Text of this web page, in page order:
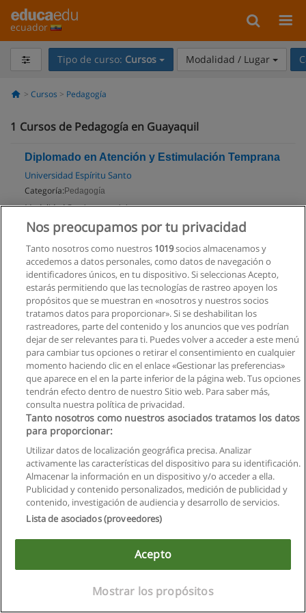
ecuador
Tipo de curso: Cursos Modalidad / Lugar
Cursos Pedagogía
1 Cursos de Pedagogía en Guayaquil
Diplomado en Atención y Estimulación Temprana
Universidad Espíritu Santo
Categoría: Pedagogía
Modalidad:Semi-presencial
Impartido en:
Samborondón
Solicita información
Reglas de uso
Privacidad de datos
Contactar con Educaedu
Copyright © Educaedu Business S.L. - CIF : B-95610580: -
www.educaedu.com.ec
Nos preocupamos por tu privacidad
Tanto nosotros como nuestros 1019socios almacenamos y
accedemos a datos personales, como datos de navegación o
identificadores únicos, en tu dispositivo. Si seleccionas Acepto,
estarás permitiendo que las tecnologías de rastreo apoyen los
propósitos que se muestran en «nosotros y nuestros socios
tratamos datos para proporcionar». Si se deshabilitan los
rastreadores, parte del contenido y los anuncios que ves podrían
dejar de ser relevantes para ti. Puedes volver a acceder a este menú
para cambiar tus opciones o retirar el consentimiento en cualquier
momento haciendo clic en el enlace «Gestionar las preferencias»
que aparece en el en la parte inferior de la página web. Tus opciones
tendrán efecto dentro de nuestro Sitio web. Para saber más,
consulta nuestra política de privacidad.
Tanto nosotros como nuestros asociados tratamos los datos
para proporcionar:
Utilizar datos de localización geográfica precisa. Analizar
activamente las características del dispositivo para su identificación.
Almacenar la información en un dispositivo y/o acceder a ella.
Publicidad y contenido personalizados, medición de publicidad y
contenido, investigación de audiencia y desarrollo de servicios.
Lista de asociados (proveedores)
Acepto
Mostrar los propósitos